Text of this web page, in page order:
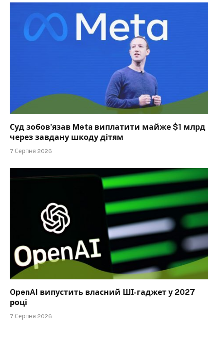
Суд зобов’язав Meta виплатити майже $1 млрд
через завдану шкоду дітям
7 Серпня 2026
OpenAI випустить власний ШІ-гаджет у 2027
році
7 Серпня 2026